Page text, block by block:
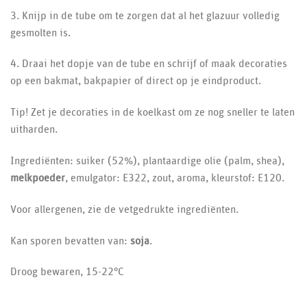
3. Knijp in de tube om te zorgen dat al het glazuur volledig
gesmolten is.
4. Draai het dopje van de tube en schrijf of maak decoraties
op een bakmat, bakpapier of direct op je eindproduct.
Tip! Zet je decoraties in de koelkast om ze nog sneller te laten
uitharden.
Ingrediënten: suiker (52%), plantaardige olie (palm, shea),
melkpoeder, emulgator: E322, zout, aroma, kleurstof: E120.
Voor allergenen, zie de vetgedrukte ingrediënten.
Kan sporen bevatten van: soja.
Droog bewaren, 15-22°C